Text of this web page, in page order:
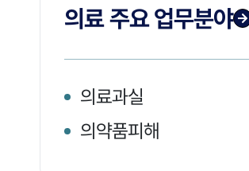
의료 주요 업무분야
의료과실
의약품피해